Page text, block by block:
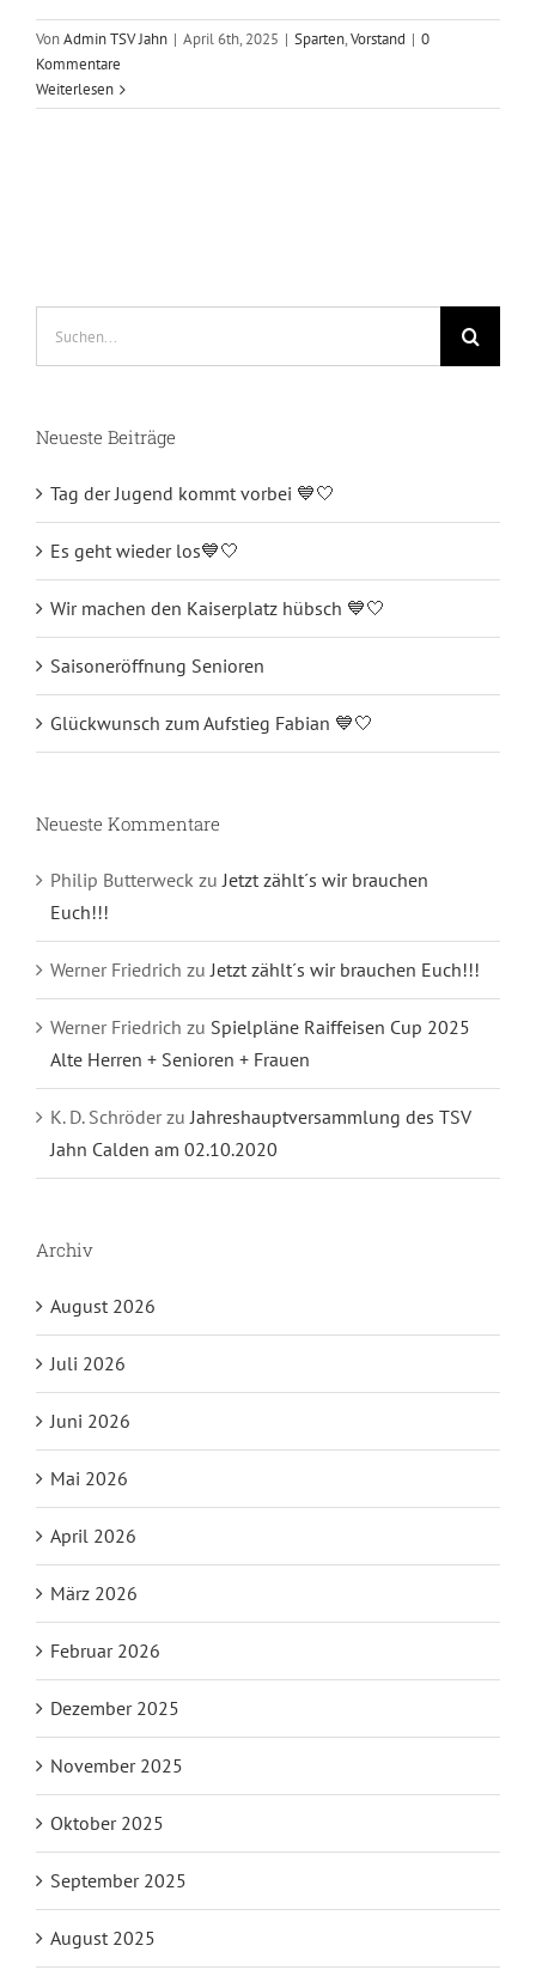
VonAdmin TSV Jahn | April 6th, 2025 | Sparten,Vorstand | 0
Kommentare
Weiterlesen
Neueste Beiträge
Tag der Jugend kommt vorbei 💙🤍
Es geht wieder los💙🤍
Wir machen den Kaiserplatz hübsch 💙🤍
Saisoneröffnung Senioren
Glückwunsch zum Aufstieg Fabian 💙🤍
Neueste Kommentare
Philip Butterweck zuJetzt zählt´s wir brauchen
Euch!!!
Werner Friedrich zuJetzt zählt´s wir brauchen Euch!!!
Werner Friedrich zu Spielpläne Raiffeisen Cup 2025
Alte Herren + Senioren + Frauen
K. D. Schröder zuJahreshauptversammlung des TSV
Jahn Calden am 02.10.2020
Archiv
August 2026
Juli 2026
Juni 2026
Mai 2026
April 2026
März 2026
Februar 2026
Dezember 2025
November 2025
Oktober 2025
September 2025
August 2025